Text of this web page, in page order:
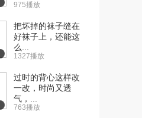
975播放
把坏掉的袜子缝在
好袜子上，还能这
么...
1327播放
过时的背心这样改
一改，时尚又透
气，...
763播放